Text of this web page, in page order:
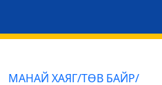
МАНАЙ ХАЯГ/ТӨВ БАЙР/